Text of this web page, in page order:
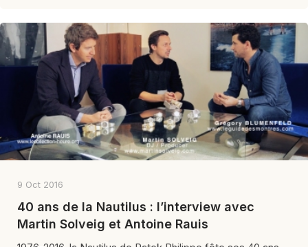
9 Oct 2016
40 ans de la Nautilus : l’interview avec
Martin Solveig et Antoine Rauis